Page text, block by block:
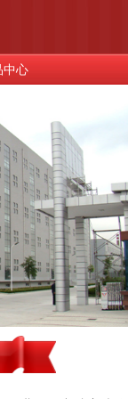
中心